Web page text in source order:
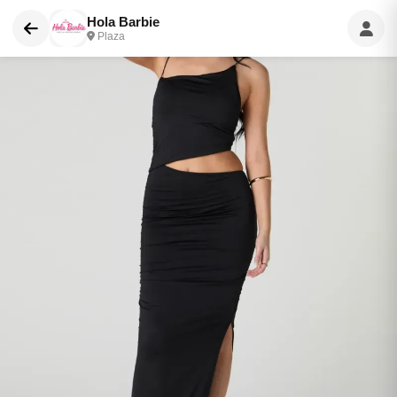
Hola Barbie
Plaza